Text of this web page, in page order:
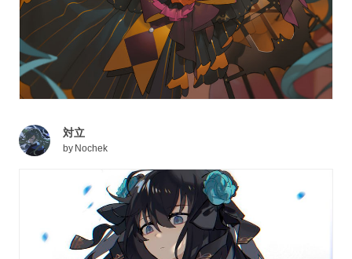
対立
by Nochek